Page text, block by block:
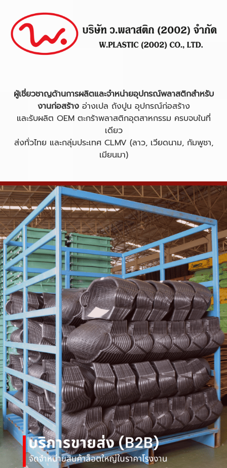
ผู้เชี่ยวชาญด้านการผลิตและจำหน่ายอุปกรณ์พลาสติกสำหรับ
งานก่อสร้าง อ่างเปล ถังปูน อุปกรณ์ก่อสร้าง
และรับผลิต OEM ตะกร้าพลาสติกอุตสาหกรรม ครบจบในที่
เดียว
ส่งทั่วไทย และกลุ่มประเทศ CLMV (ลาว, เวียดนาม, กัมพูชา,
เมียนมา)